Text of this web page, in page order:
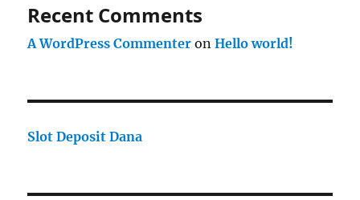
Recent Comments
A WordPress Commenter onHello world!
Slot Deposit Dana